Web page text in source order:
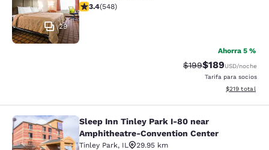
29
calificación de 3.43 estrellas. Bueno. 548 reseñas
3.4(548)
Ahorra 5 %
Precio tachado:
$199Precio con
$189USD/noche
Tarifa para socios
Ver detalles
$219 total
Sleep Inn Tinley Park I-80 near
Sleep Inn Tinley Park I-80 near
Amphitheatre-Convention Center
Tinley Park, IL
29.95 km